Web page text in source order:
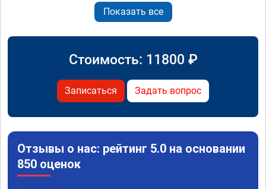
Показать все
Стоимость: 11800 ₽
Записаться Задать вопрос
Отзывы о нас: рейтинг 5.0 на основании
850 оценок